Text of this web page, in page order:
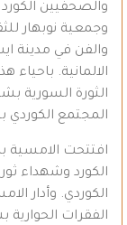
والصحفيين الكورد
وجمعية نوبهار
والفن في مدينة
الالمانية.
الثورة السورية
المجتمع
افتتحت الامسية
الكورد وشهداء
الكوردي. وأدار
الفقرات